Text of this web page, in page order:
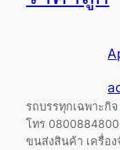
รถบรรทุกเฉพาะกิ
โทร 0800884800
ขนส่งสินค้า เครื่อ